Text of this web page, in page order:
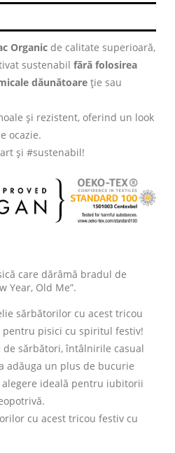
Organic de calitate superioară,
sustenabil fără folosirea
dăunătoare ție sau
și rezistent, oferind un look
ocazie.
și #sustenabil!
care dărâmă bradul de
Year, Old Me”.
sărbătorilor cu acest tricou
pentru pisici cu spiritul festiv!
sărbători, întâlnirile casual
adăuga un plus de bucurie
alegere ideală pentru iubitorii
cu acest tricou festiv cu